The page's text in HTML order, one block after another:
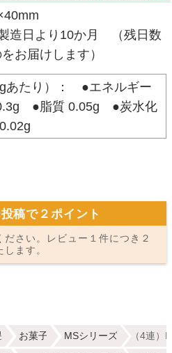
造日より10か月 （残日数
お届けします）
あたり）： ●エネルギー
●脂質 0.05g ●炭水化
稿で２ポイント
さい。レビュー１件につき２
ます。
お菓子 MSシリーズ （4連